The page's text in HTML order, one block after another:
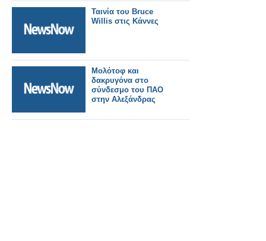
Ταινία του Bruce
Willis στις Κάννες
Μολότοφ και
δακρυγόνα στο
σύνδεσμο του ΠΑΟ
στην Αλεξάνδρας